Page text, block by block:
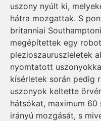
uszony nyúlt ki,
hátra mozgattak. S
britanniai
megépítettek egy
plezioszauruszleletek
nyomtatott
kísérletek során pedig
uszonyok keltette
hátsókat, maximum
irányú mozgását, s